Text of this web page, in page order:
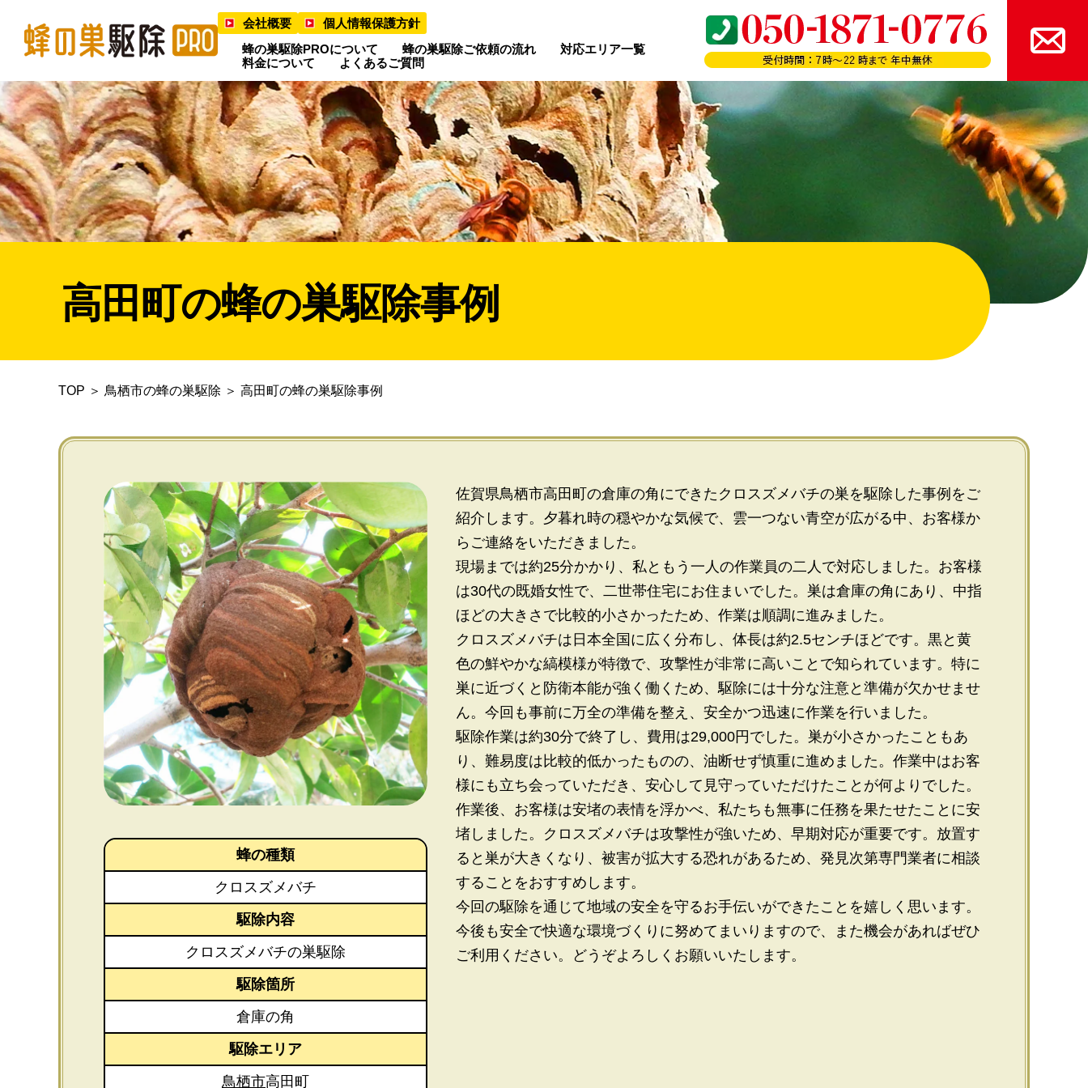
会社概要
個人情報保護方針
蜂の巣駆除PROについて
蜂の巣駆除ご依頼の流れ
対応エリア一覧
料金について
よくあるご質問
高田町の蜂の巣駆除事例
TOP ＞ 鳥栖市の蜂の巣駆除 ＞ 高田町の蜂の巣駆除事例
蜂の種類
クロスズメバチ
駆除内容
クロスズメバチの巣駆除
駆除箇所
倉庫の角
駆除エリア
鳥栖市高田町
佐賀県鳥栖市高田町の倉庫の角にできたクロスズメバチの巣を駆除した事例をご
紹介します。夕暮れ時の穏やかな気候で、雲一つない青空が広がる中、お客様か
らご連絡をいただきました。
現場までは約25分かかり、私ともう一人の作業員の二人で対応しました。お客様
は30代の既婚女性で、二世帯住宅にお住まいでした。巣は倉庫の角にあり、中指
ほどの大きさで比較的小さかったため、作業は順調に進みました。
クロスズメバチは日本全国に広く分布し、体長は約2.5センチほどです。黒と黄
色の鮮やかな縞模様が特徴で、攻撃性が非常に高いことで知られています。特に
巣に近づくと防衛本能が強く働くため、駆除には十分な注意と準備が欠かせませ
ん。今回も事前に万全の準備を整え、安全かつ迅速に作業を行いました。
駆除作業は約30分で終了し、費用は29,000円でした。巣が小さかったこともあ
り、難易度は比較的低かったものの、油断せず慎重に進めました。作業中はお客
様にも立ち会っていただき、安心して見守っていただけたことが何よりでした。
作業後、お客様は安堵の表情を浮かべ、私たちも無事に任務を果たせたことに安
堵しました。クロスズメバチは攻撃性が強いため、早期対応が重要です。放置す
ると巣が大きくなり、被害が拡大する恐れがあるため、発見次第専門業者に相談
することをおすすめします。
今回の駆除を通じて地域の安全を守るお手伝いができたことを嬉しく思います。
今後も安全で快適な環境づくりに努めてまいりますので、また機会があればぜひ
ご利用ください。どうぞよろしくお願いいたします。